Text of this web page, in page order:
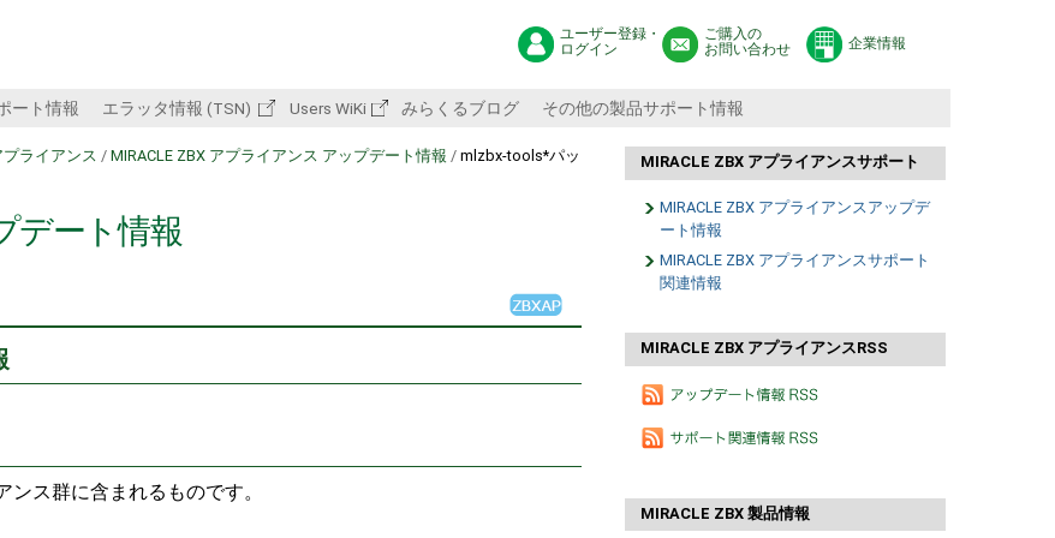
ユーザー登録・
ログイン
ご購入の
お問い合わせ
企業情報
ート情報 エラッタ情報 (TSN) Users WiKi みらくるブログ その他の製品サポート情報
プライアンス / MIRACLE ZBX アプライアンス アップデート情報 / mlzbx-tools*パッ
デート情報
ス群に含まれるものです。
MIRACLE ZBX アプライアンスサポート
MIRACLE ZBX アプライアンスアップデ
ート情報
MIRACLE ZBX アプライアンスサポート
関連情報
MIRACLE ZBX アプライアンスRSS
MIRACLE ZBX 製品情報